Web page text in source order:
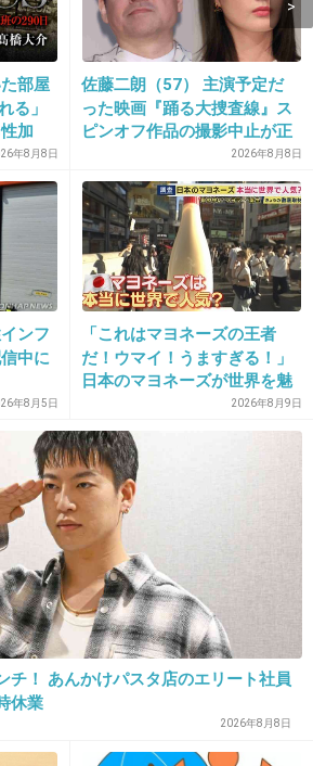
+487 -7
+609 -6
+442
せたわ・・
+389 -20
部屋
る」
加
ち
年8月8日
佐藤二朗（57） 主演予定だ
った映画『踊る大捜査線』ス
ピンオフ作品の撮影中止が正
2026年8月8日
ンフ
中に
年8月5日
「これはマヨネーズの王者
だ！ウマイ！うますぎる！」
日本のマヨネーズが世界を魅
了 「ソース類」の輸出額が
過去最高を更新 人気の裏に
は卵黄のコク
2026年8月9日
チ！ あんかけパスタ店のエリート社員
休業
2026年8月8日